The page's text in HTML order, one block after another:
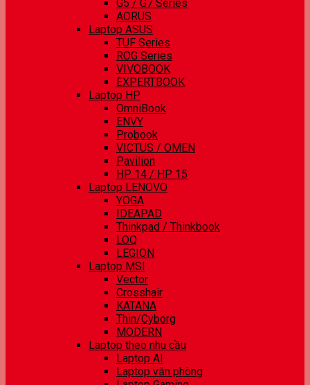
G5 / G7 Series
AORUS
Laptop ASUS
TUF Series
ROG Series
VIVOBOOK
EXPERTBOOK
Laptop HP
OmniBook
ENVY
Probook
VICTUS / OMEN
Pavilion
HP 14 / HP 15
Laptop LENOVO
YOGA
IDEAPAD
Thinkpad / Thinkbook
LOQ
LEGION
Laptop MSI
Vector
Crosshair
KATANA
Thin/Cyborg
MODERN
Laptop theo nhu cầu
Laptop AI
Laptop văn phòng